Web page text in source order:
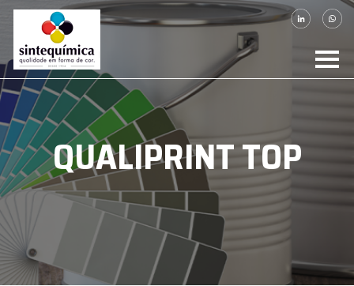
QUALIPRINT TOP